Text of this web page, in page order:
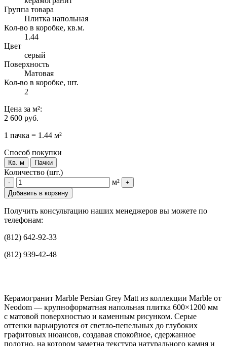
Группа товара
Плитка напольная
Кол-во в коробке, кв.м.
1.44
Цвет
серый
Поверхность
Матовая
Кол-во в коробке, шт.
2
Цена за м²:
2 600 руб.
1 пачка = 1.44 м²
Способ покупки
Кв. м Пачки
Количество (шт.)
- м²
+
Добавить в корзину
Получить консультацию наших менеджеров вы можете по
телефонам:
(812) 642-92-33
(812) 939-42-48
Керамогранит Marble Persian Grey Matt из коллекции Marble от
Neodom — крупноформатная напольная плитка 600×1200 мм
с матовой поверхностью и каменным рисунком. Серые
оттенки варьируются от светло-пепельных до глубоких
графитовых нюансов, создавая спокойное, сдержанное
полотно, на котором заметна текстура натурального камня и